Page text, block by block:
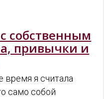
собственным
привычки и
время я считала
само собой